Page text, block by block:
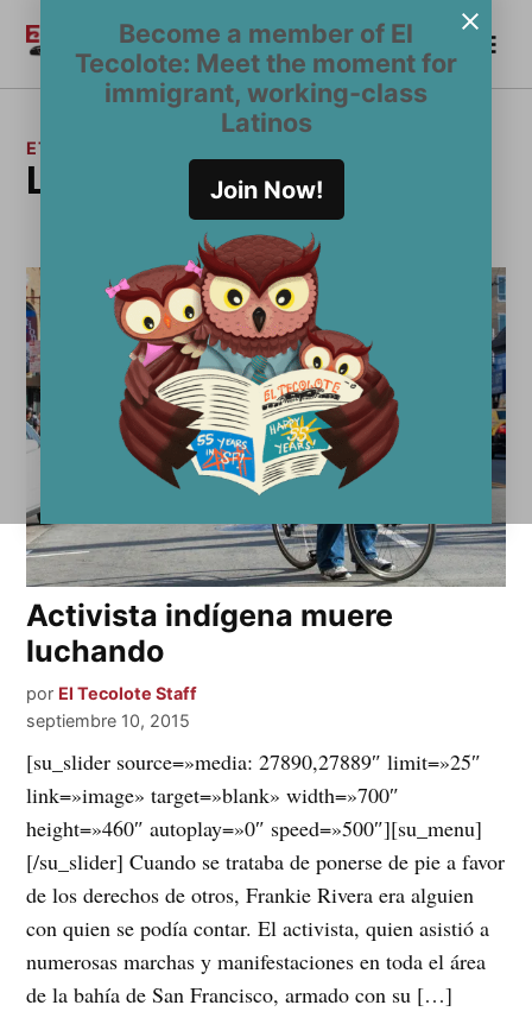
Become a member of El
Tecolote: Meet the moment for
immigrant, working-class
Latinos
Join Now!
contenido
El
Tecolote
Become a Member
ETIQUETA:
Lee Polanco
Activista indígena muere
luchando
por El Tecolote Staff
septiembre 10, 2015
[su_slider source=»media: 27890,27889″ limit=»25″
link=»image» target=»blank» width=»700″
height=»460″ autoplay=»0″ speed=»500″][su_menu]
[/su_slider] Cuando se trataba de ponerse de pie a favor
de los derechos de otros, Frankie Rivera era alguien
con quien se podía contar. El activista, quien asistió a
numerosas marchas y manifestaciones en toda el área
de la bahía de San Francisco, armado con su […]